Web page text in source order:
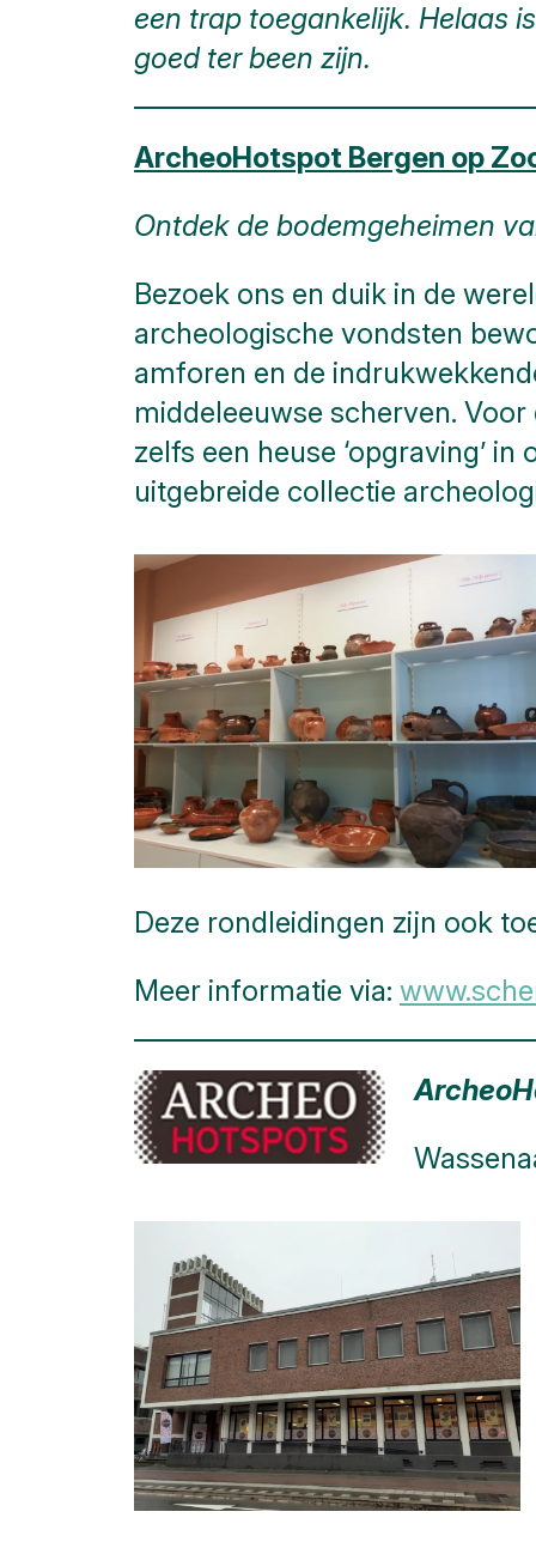
een trap toegankelijk. Helaas
goed ter been zijn.
ArcheoHotspot Bergen op
Ontdek de bodemgeheimen
Bezoek ons en duik in de
archeologische vondsten
amforen en de
middeleeuwse scherven.
zelfs een heuse ‘opgraving’
uitgebreide collectie
Deze rondleidingen zijn ook
Meer informatie via: